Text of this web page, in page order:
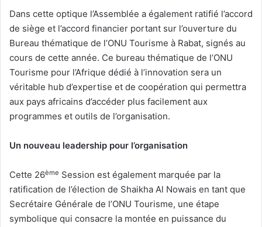
Dans cette optique l’Assemblée a également ratifié l’accord
de siège et l’accord financier portant sur l’ouverture du
Bureau thématique de l’ONU Tourisme à Rabat, signés au
cours de cette année. Ce bureau thématique de l’ONU
Tourisme pour l’Afrique dédié à l’innovation sera un
véritable hub d’expertise et de coopération qui permettra
aux pays africains d’accéder plus facilement aux
programmes et outils de l’organisation.
Un nouveau leadership pour l’organisation
Cette 26ème Session est également marquée par la
ratification de l’élection de Shaikha Al Nowais en tant que
Secrétaire Générale de l’ONU Tourisme, une étape
symbolique qui consacre la montée en puissance du